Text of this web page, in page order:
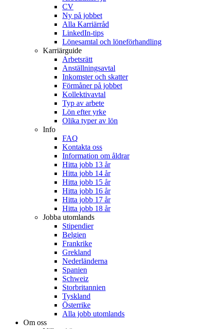
CV
Ny på jobbet
Alla Karriärråd
LinkedIn-tips
Lönesamtal och löneförhandling
Karriärguide
Arbetsrätt
Anställningsavtal
Inkomster och skatter
Förmåner på jobbet
Kollektivavtal
Typ av arbete
Lön efter yrke
Olika typer av lön
Info
FAQ
Kontakta oss
Information om åldrar
Hitta jobb 13 år
Hitta jobb 14 år
Hitta jobb 15 år
Hitta jobb 16 år
Hitta jobb 17 år
Hitta jobb 18 år
Jobba utomlands
Stipendier
Belgien
Frankrike
Grekland
Nederländerna
Spanien
Schweiz
Storbritannien
Tyskland
Österrike
Alla jobb utomlands
Om oss